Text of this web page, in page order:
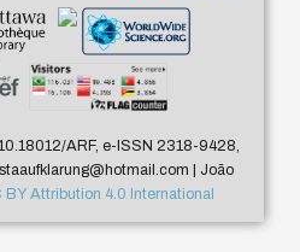
ARF, e-ISSN 2318-9428,
| João
BY Attribution 4.0 International